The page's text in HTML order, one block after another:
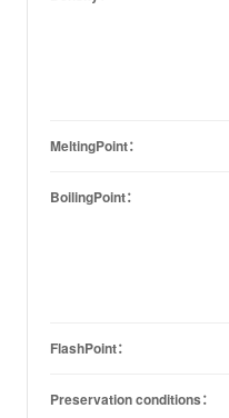
MeltingPoint：
BoilingPoint：
FlashPoint：
Preservation conditions：